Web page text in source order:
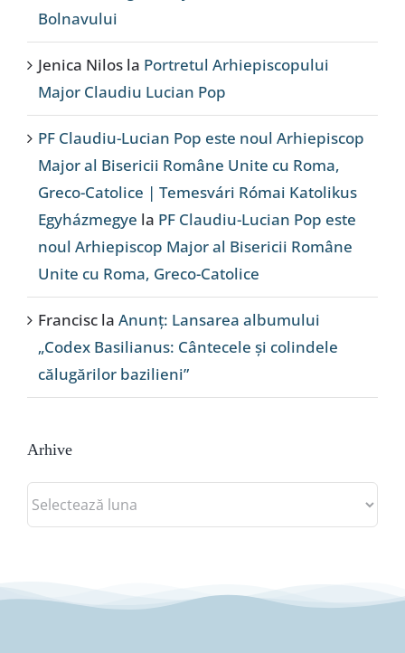
Bolnavului
Jenica Nilos la Portretul Arhiepiscopului
Major Claudiu Lucian Pop
PF Claudiu-Lucian Pop este noul Arhiepiscop
Major al Bisericii Române Unite cu Roma,
Greco-Catolice | Temesvári Római Katolikus
Egyházmegye la PF Claudiu-Lucian Pop este
noul Arhiepiscop Major al Bisericii Române
Unite cu Roma, Greco-Catolice
Francisc la Anunț: Lansarea albumului
„Codex Basilianus: Cântecele și colindele
călugărilor bazilieni”
Arhive
Arhive